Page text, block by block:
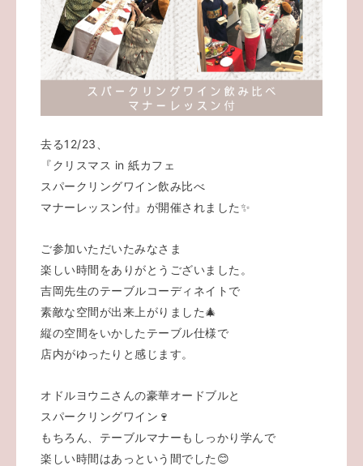
去る12/23、
『クリスマス in 紙カフェ
スパークリングワイン飲み比べ
マナーレッスン付』が開催されました✨
ご参加いただいたみなさま
楽しい時間をありがとうございました。
吉岡先生のテーブルコーディネイトで
素敵な空間が出来上がりました🎄
縦の空間をいかしたテーブル仕様で
店内がゆったりと感じます。
オドルヨウニさんの豪華オードブルと
スパークリングワイン🍷
もちろん、テーブルマナーもしっかり学んで
楽しい時間はあっという間でした😊